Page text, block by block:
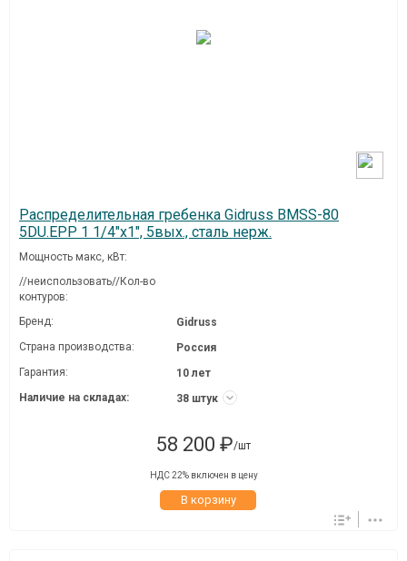
Распределительная гребенка Gidruss BMSS-80
5DU.EPP 1 1/4"х1", 5вых., сталь нерж.
Мощность макс, кВт:
//неиспользовать//Кол-во
контуров:
Бренд:
Gidruss
Страна производства:
Россия
Гарантия:
10 лет
Наличие на складах:
38 штук
58 200 ₽/шт
НДС 22% включен в цену
В корзину